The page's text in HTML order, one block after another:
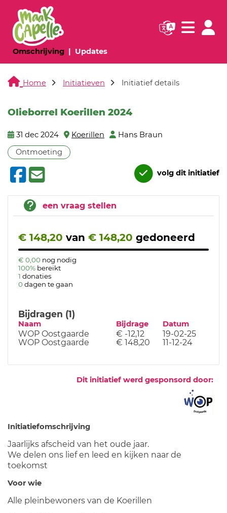
Omschrijving(huidige pagina)
Updates(huidige pagina)
Navigatie
Home Initiatieven Initiatief details
Olieborrel Koerillen 2024
31 dec 2024 Koerillen
Hans Braun
Ontmoeting
volg dit initiatief
een vraag stellen
€ 148,20 van € 148,20 gedoneerd
€ 0,00 nog nodig
100% bereikt
1 donaties
0 dagen te gaan
Bijdragen (1)
Naam Bijdrage Datum
WOP Oostgaarde € -12,12
19-02-25
WOP Oostgaarde
€ 148,20 11-12-24
Dit initiatief werd gesponsord door:
Initiatiefomschrijving
Jaarlijks afscheid van het oude jaar.
We delen ons lief en leed en kijken naar de
toekomst
Voor wie
Alle pleinbewoners van de Koerillen